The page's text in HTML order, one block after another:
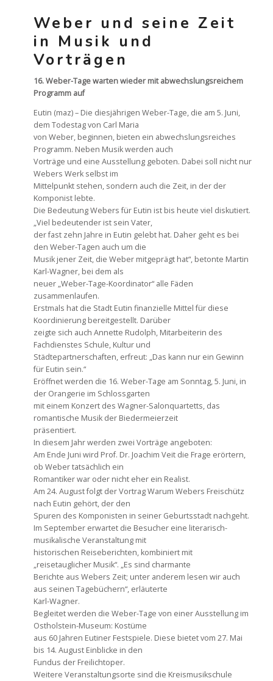
Weber und seine Zeit
in Musik und
Vorträgen
16. Weber-Tage warten wieder mit abwechslungsreichem
Programm auf
Eutin (maz) – Die diesjährigen Weber-Tage, die am 5. Juni,
dem Todestag von Carl Maria
von Weber, beginnen, bieten ein abwechslungsreiches
Programm. Neben Musik werden auch
Vorträge und eine Ausstellung geboten. Dabei soll nicht nur
Webers Werk selbst im
Mittelpunkt stehen, sondern auch die Zeit, in der der
Komponist lebte.
Die Bedeutung Webers für Eutin ist bis heute viel diskutiert.
„Viel bedeutender ist sein Vater,
der fast zehn Jahre in Eutin gelebt hat. Daher geht es bei
den Weber-Tagen auch um die
Musik jener Zeit, die Weber mitgeprägt hat“, betonte Martin
Karl-Wagner, bei dem als
neuer „Weber-Tage-Koordinator“ alle Fäden
zusammenlaufen.
Erstmals hat die Stadt Eutin finanzielle Mittel für diese
Koordinierung bereitgestellt. Darüber
zeigte sich auch Annette Rudolph, Mitarbeiterin des
Fachdienstes Schule, Kultur und
Städtepartnerschaften, erfreut: „Das kann nur ein Gewinn
für Eutin sein.“
Eröffnet werden die 16. Weber-Tage am Sonntag, 5. Juni, in
der Orangerie im Schlossgarten
mit einem Konzert des Wagner-Salonquartetts, das
romantische Musik der Biedermeierzeit
präsentiert.
In diesem Jahr werden zwei Vorträge angeboten:
Am Ende Juni wird Prof. Dr. Joachim Veit die Frage erörtern,
ob Weber tatsächlich ein
Romantiker war oder nicht eher ein Realist.
Am 24. August folgt der Vortrag Warum Webers Freischütz
nach Eutin gehört, der den
Spuren des Komponisten in seiner Geburtsstadt nachgeht.
Im September erwartet die Besucher eine literarisch-
musikalische Veranstaltung mit
historischen Reiseberichten, kombiniert mit
„reisetauglicher Musik“. „Es sind charmante
Berichte aus Webers Zeit; unter anderem lesen wir auch
aus seinen Tagebüchern“, erläuterte
Karl-Wagner.
Begleitet werden die Weber-Tage von einer Ausstellung im
Ostholstein-Museum: Kostüme
aus 60 Jahren Eutiner Festspiele. Diese bietet vom 27. Mai
bis 14. August Einblicke in den
Fundus der Freilichtoper.
Weitere Veranstaltungsorte sind die Kreismusikschule